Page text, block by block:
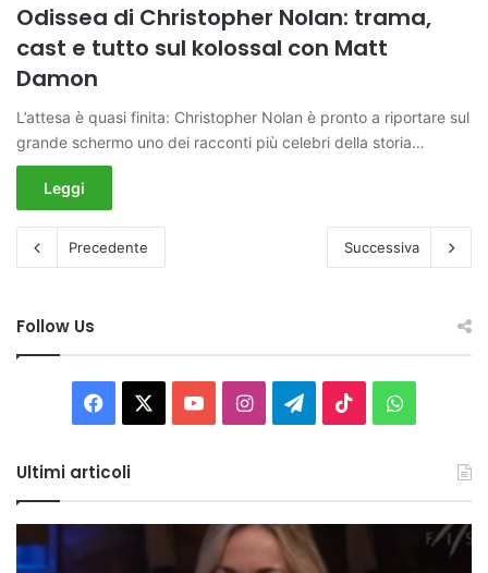
Odissea di Christopher Nolan: trama,
cast e tutto sul kolossal con Matt
Damon
L’attesa è quasi finita: Christopher Nolan è pronto a riportare sul
grande schermo uno dei racconti più celebri della storia…
Leggi
Precedente Successiva
Follow Us
Facebook You InstagramTelegram
TikTok
Ultimi articoli